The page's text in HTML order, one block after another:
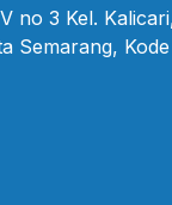
no 3 Kel.
Semarang,